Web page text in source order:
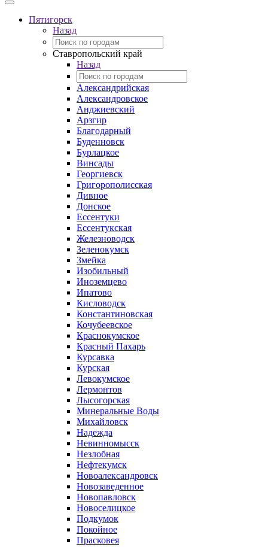
Пятигорск
Назад
Ставропольский край
Назад
Александрийская
Александровское
Анджиевский
Арзгир
Благодарный
Буденновск
Бурлацкое
Винсады
Георгиевск
Григорополисская
Дивное
Донское
Ессентуки
Ессентукская
Железноводск
Зеленокумск
Змейка
Изобильный
Иноземцево
Ипатово
Кисловодск
Константиновская
Кочубеевское
Краснокумское
Красный Пахарь
Курсавка
Курская
Левокумское
Лермонтов
Лысогорская
Минеральные Воды
Михайловск
Надежда
Невинномысск
Незлобная
Нефтекумск
Новоалександровск
Новозаведенное
Новопавловск
Новоселицкое
Подкумок
Покойное
Прасковея